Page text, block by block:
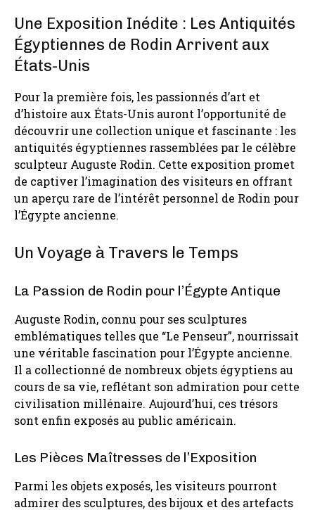
Une Exposition Inédite : Les Antiquités
Égyptiennes de Rodin Arrivent aux
États-Unis
Pour la première fois, les passionnés d’art et
d’histoire aux États-Unis auront l’opportunité de
découvrir une collection unique et fascinante : les
antiquités égyptiennes rassemblées par le célèbre
sculpteur Auguste Rodin. Cette exposition promet
de captiver l’imagination des visiteurs en offrant
un aperçu rare de l’intérêt personnel de Rodin pour
l’Égypte ancienne.
Un Voyage à Travers le Temps
La Passion de Rodin pour l’Égypte Antique
Auguste Rodin, connu pour ses sculptures
emblématiques telles que “Le Penseur”, nourrissait
une véritable fascination pour l’Égypte ancienne.
Il a collectionné de nombreux objets égyptiens au
cours de sa vie, reflétant son admiration pour cette
civilisation millénaire. Aujourd’hui, ces trésors
sont enfin exposés au public américain.
Les Pièces Maîtresses de l’Exposition
Parmi les objets exposés, les visiteurs pourront
admirer des sculptures, des bijoux et des artefacts